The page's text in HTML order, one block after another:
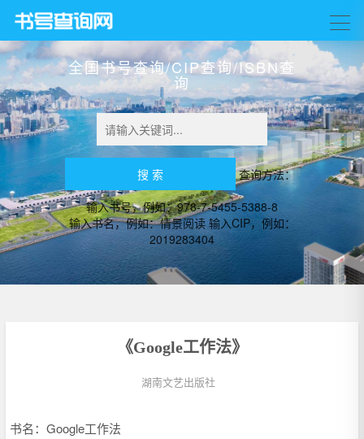
全国书号查询/CIP查询/ISBN查
询
查询方法：
输入书号，例如：978-7-5455-5388-8
输入书名，例如：情景阅读 输入CIP，例如：
2019283404
《Google工作法》
湖南文艺出版社
书名：Google工作法